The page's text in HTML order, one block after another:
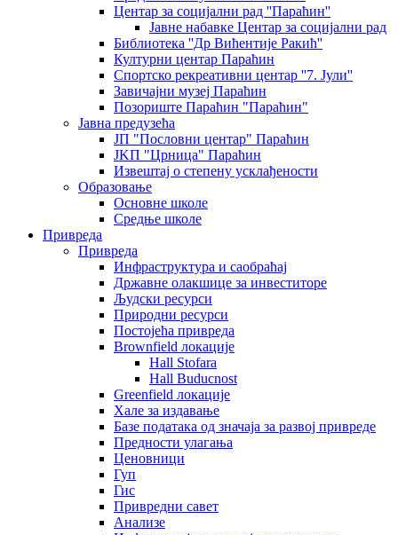
Центар за социјални рад ''Параћин''
Јавне набавке Центар за социјални рад
Библиотека ''Др Вићентије Ракић''
Културни центар Параћин
Спортско рекреативни центар ''7. Јули''
Завичајни музеј Параћин
Позориште Параћин "Параћин"
Јавна предузећа
ЈП "Пословни центар" Параћин
ЈKП "Црница" Параћин
Извештај о степену усклађености
Образовање
Основне школе
Средње школе
Привреда
Привреда
Инфраструктура и саобраћај
Државне олакшице за инвеститоре
Људски ресурси
Природни ресурси
Постојећа привреда
Brownfield локације
Hall Stofara
Hall Buducnost
Greenfield локације
Хале за издавање
Базе података од значаја за развој привреде
Предности улагања
Ценовници
Гуп
Гис
Привредни савет
Aнализе